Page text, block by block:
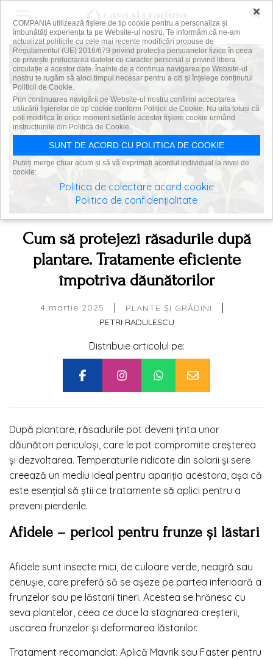
Cum să protejezi răsadurile după
plantare. Tratamente eficiente
împotriva dăunătorilor
4 martie 2025 | PLANTE ȘI GRĂDINI |
PETRI RADULESCU
Distribuie articolul pe:
După plantare, răsadurile pot deveni ținta unor
dăunători periculoși, care le pot compromite creșterea
și dezvoltarea. Temperaturile ridicate din solarii și sere
creează un mediu ideal pentru apariția acestora, așa că
este esențial să știi ce tratamente să aplici pentru a
preveni pierderile.
Afidele – pericol pentru frunze și lăstari
Afidele sunt insecte mici, de culoare verde, neagră sau
cenușie, care preferă să se așeze pe partea inferioară a
frunzelor sau pe lăstarii tineri. Acestea se hrănesc cu
seva plantelor, ceea ce duce la stagnarea creșterii,
uscarea frunzelor și deformarea lăstarilor.
Tratament recomandat: Aplică Mavrik sau Faster pentru
×
COMPANIA utilizează fişiere de tip cookie pentru a personaliza și
îmbunătăți experiența ta pe Website-ul nostru. Te informăm că ne-am
actualizat politicile cu cele mai recente modificări propuse de
Regulamentul (UE) 2016/679 privind protecția persoanelor fizice în ceea
ce privește prelucrarea datelor cu caracter personal și privind libera
circulație a acestor date. Înainte de a continua navigarea pe Website-ul
nostru te rugăm să aloci timpul necesar pentru a citi și înțelege conținutul
Politicii de Cookie.
Prin continuarea navigării pe Website-ul nostru confirmi acceptarea
utilizării fişierelor de tip cookie conform Politicii de Cookie. Nu uita totuși că
poți modifica în orice moment setările acestor fişiere cookie urmând
instrucțiunile din Politica de Cookie.
SUNT DE ACORD CU POLITICA DE COOKIE
Puteți merge chiar acum și să vă exprimați acordul individual la nivel de
cookie:
Politica de colectare acord cookie
Politica de confidențialitate